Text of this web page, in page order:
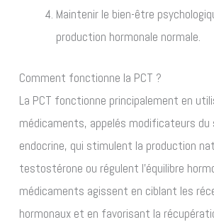
Maintenir le bien-être
production hormonale normale.
Comment fonctionne la PCT ?
La PCT fonctionne principalement en
médicaments, appelés modificateurs du
endocrine, qui stimulent la production
testostérone ou régulent l’équilibre
médicaments agissent en ciblant les
hormonaux et en favorisant la